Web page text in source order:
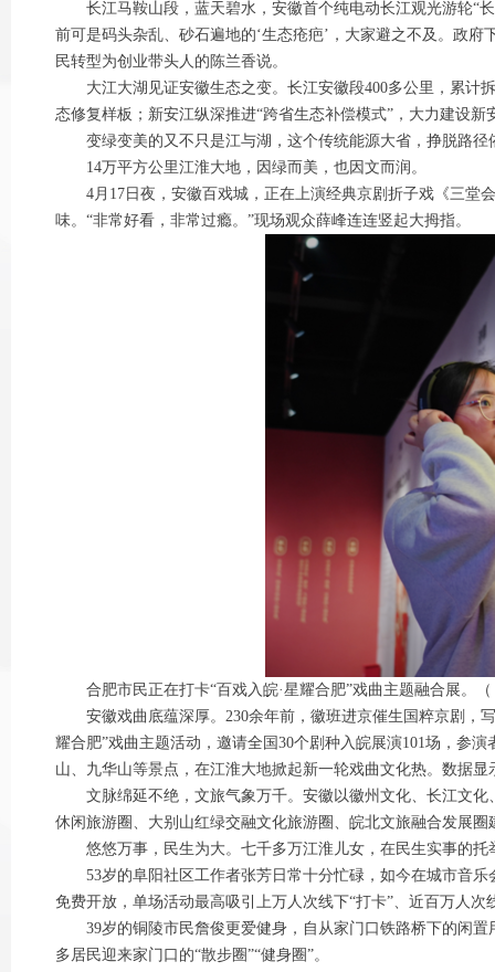
长江马鞍山段，蓝天碧水，安徽首个纯电动长江观光游轮“长
前可是码头杂乱、砂石遍地的‘生态疮疤’，大家避之不及。政
民转型为创业带头人的陈兰香说。
大江大湖见证安徽生态之变。长江安徽段400多公里，累计拆
态修复样板；新安江纵深推进“跨省生态补偿模式”，大力建设
变绿变美的又不只是江与湖，这个传统能源大省，挣脱路径
14万平方公里江淮大地，因绿而美，也因文而润。
4月17日夜，安徽百戏城，正在上演经典京剧折子戏《三堂会
味。“非常好看，非常过瘾。”现场观众薛峰连连竖起大拇指。
合肥市民正在打卡“百戏入皖·星耀合肥”戏曲主题融合展。（
安徽戏曲底蕴深厚。230余年前，徽班进京催生国粹京剧，写
耀合肥”戏曲主题活动，邀请全国30个剧种入皖展演101场，参
山、九华山等景点，在江淮大地掀起新一轮戏曲文化热。数据
文脉绵延不绝，文旅气象万千。安徽以徽州文化、长江文化
休闲旅游圈、大别山红绿交融文化旅游圈、皖北文旅融合发展
悠悠万事，民生为大。七千多万江淮儿女，在民生实事的托
53岁的阜阳社区工作者张芳日常十分忙碌，如今在城市音乐
免费开放，单场活动最高吸引上万人次线下“打卡”、近百万人次
39岁的铜陵市民詹俊更爱健身，自从家门口铁路桥下的闲置
多居民迎来家门口的“散步圈”“健身圈”。